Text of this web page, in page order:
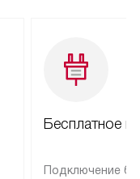
Бесплатное
Подключение